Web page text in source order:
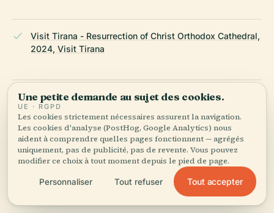
Visit Tirana - Resurrection of Christ Orthodox Cathedral,
2024, Visit Tirana
JJBucketListTravellers - Free Things to Do in Tirana,
2024, JJBucketListTravellers
Albania Turism - Resurrection Christ Orthodox
Une petite demande au sujet des cookies.
UE · RGPD
Les cookies strictement nécessaires assurent la navigation.
Les cookies d'analyse (PostHog, Google Analytics) nous
aident à comprendre quelles pages fonctionnent — agrégés
uniquement, pas de publicité, pas de revente. Vous pouvez
modifier ce choix à tout moment depuis le pied de page.
Personnaliser Tout refuser Tout accepter